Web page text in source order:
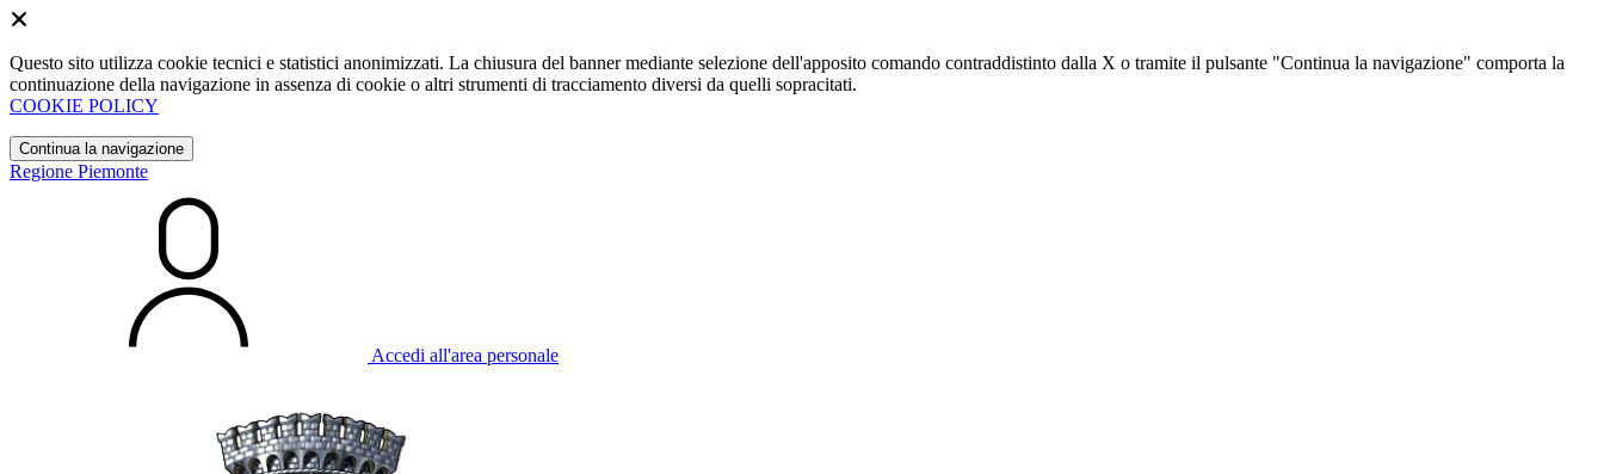
Questo sito utilizza cookie tecnici e statistici anonimizzati. La chiusura del banner mediante selezione dell'apposito comando contraddistinto dalla X o tramite il pulsante "Continua la navigazione" comporta la
continuazione della navigazione in assenza di cookie o altri strumenti di tracciamento diversi da quelli sopracitati.
COOKIE POLICY
Continua la navigazione
Regione Piemonte
Accedi all'area personale